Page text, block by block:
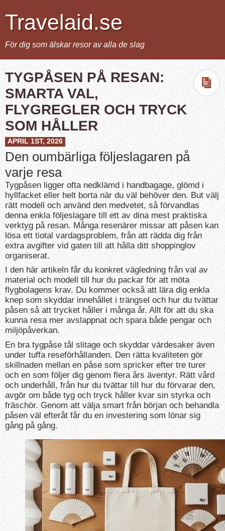
Travelaid.se
För dig som älskar resor av alla de slag
TYGPÅSEN PÅ RESAN:
SMARTA VAL,
FLYGREGLER OCH TRYCK
SOM HÅLLER
APRIL 1ST, 2026
Den oumbärliga följeslagaren på
varje resa
Tygpåsen ligger ofta nedklämd i handbagage, glömd i
hyllfacket eller helt borta när du väl behöver den. But välj
rätt modell och använd den medvetet, så förvandlas
denna enkla följeslagare till ett av dina mest praktiska
verktyg på resan. Många resenärer missar att påsen kan
lösa ett tiotal vardagsproblem, från att rädda dig från
extra avgifter vid gaten till att hålla ditt shoppinglov
organiserat.
I den här artikeln får du konkret vägledning från val av
material och modell till hur du packar för att möta
flygbolagens krav. Du kommer också att lära dig enkla
knep som skyddar innehållet i trängsel och hur du tvättar
påsen så att trycket håller i många år. Allt för att du ska
kunna resa mer avslappnat och spara både pengar och
miljöpåverkan.
En bra tygpåse tål slitage och skyddar värdesaker även
under tuffa reseförhållanden. Den rätta kvaliteten gör
skillnaden mellan en påse som spricker efter tre turer
och en som följer dig genom flera års äventyr. Rätt vård
och underhåll, från hur du tvättar till hur du förvarar den,
avgör om både tyg och tryck håller kvar sin styrka och
fräschör. Genom att välja smart från början och behandla
påsen väl efteråt får du en investering som lönar sig
gång på gång.